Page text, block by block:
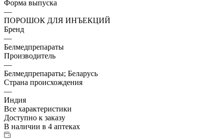
Форма выпуска
—
ПОРОШОК ДЛЯ ИНЪЕКЦИЙ
Бренд
—
Белмедпрепараты
Производитель
—
Белмедпрепараты; Беларусь
Страна происхождения
—
Индия
Все характеристики
Доступно к заказу
В наличии в 4 аптеках